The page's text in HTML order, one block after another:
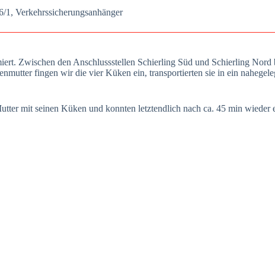
Ver­kehrs­si­che­rungs­an­hän­ger
Zwi­schen den Anschluss­stel­len Schier­ling Süd und Schier­ling
fin­gen wir die vier Küken ein, trans­por­tier­ten sie in ein
mit sei­nen Küken und konn­ten letzt­end­lich nach ca. 45 min wie­der